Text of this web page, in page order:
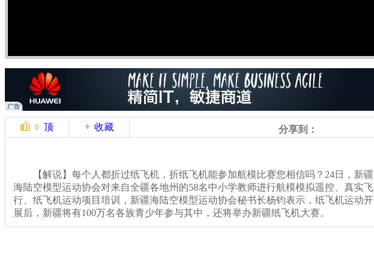
0 顶 收藏 分享到：
【解说】每个人都折过纸飞机，折纸飞机能参加航模比赛您相信吗？24日，新疆
海陆空模型运动协会对来自全疆各地州的58名中小学教师进行航模模拟遥控、真实飞
行、纸飞机运动项目培训，新疆海陆空模型运动协会秘书长杨钧表示，纸飞机运动开
展后，新疆将有100万名各族青少年参与其中，还将举办新疆纸飞机大赛。